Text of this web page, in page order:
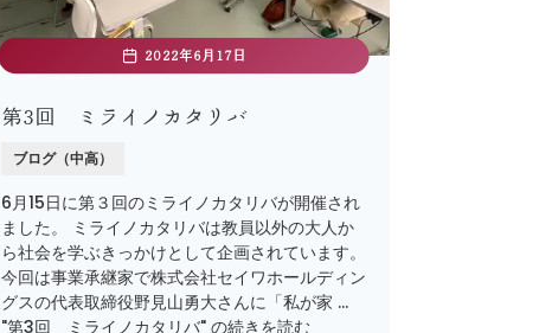
2022年6月17日
第3回 ミライノカタリバ
ブログ（中高）
6月15日に第３回のミライノカタリバが開催され
ました。 ミライノカタリバは教員以外の大人か
ら社会を学ぶきっかけとして企画されています。
今回は事業承継家で株式会社セイワホールディン
グスの代表取締役野見山勇大さんに「私が家 …
"第3回 ミライノカタリバ" の続きを読む